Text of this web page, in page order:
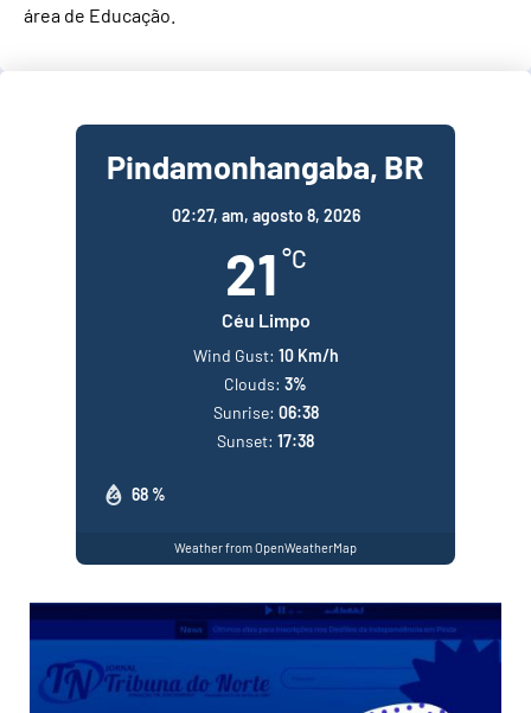
área de Educação.
Pindamonhangaba, BR
02:27, am, agosto 8, 2026
21 °C
Céu Limpo
68 %
Wind Gust: 10 Km/h
Clouds: 3%
Sunrise: 06:38
Sunset: 17:38
Weather from OpenWeatherMap